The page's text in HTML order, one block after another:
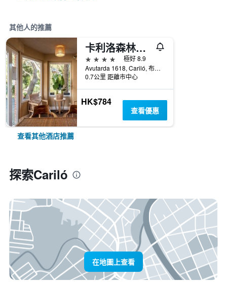
其他人的推薦
卡利洛森林飯店
4星級
極好 8.9
Avutarda 1618, Cariló, 布宜諾斯艾利斯, 阿根廷
0.7公里 距離市中心
HK$784
查看優惠
查看其他酒店推薦
探索Cariló
在地圖上查看